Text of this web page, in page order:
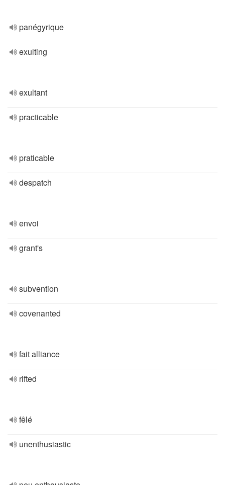
panégyrique
exulting
exultant
practicable
praticable
despatch
envoi
grant's
subvention
covenanted
fait alliance
rifted
fêlé
unenthusiastic